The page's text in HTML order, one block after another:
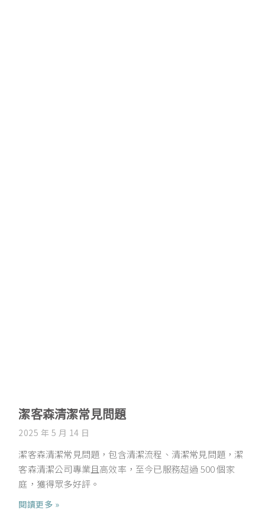
潔客森清潔常見問題
2025 年 5 月 14 日
潔客森清潔常見問題，包含清潔流程、清潔常見問題，潔
客森清潔公司專業且高效率，至今已服務超過 500 個家
庭，獲得眾多好評。
閱讀更多 »